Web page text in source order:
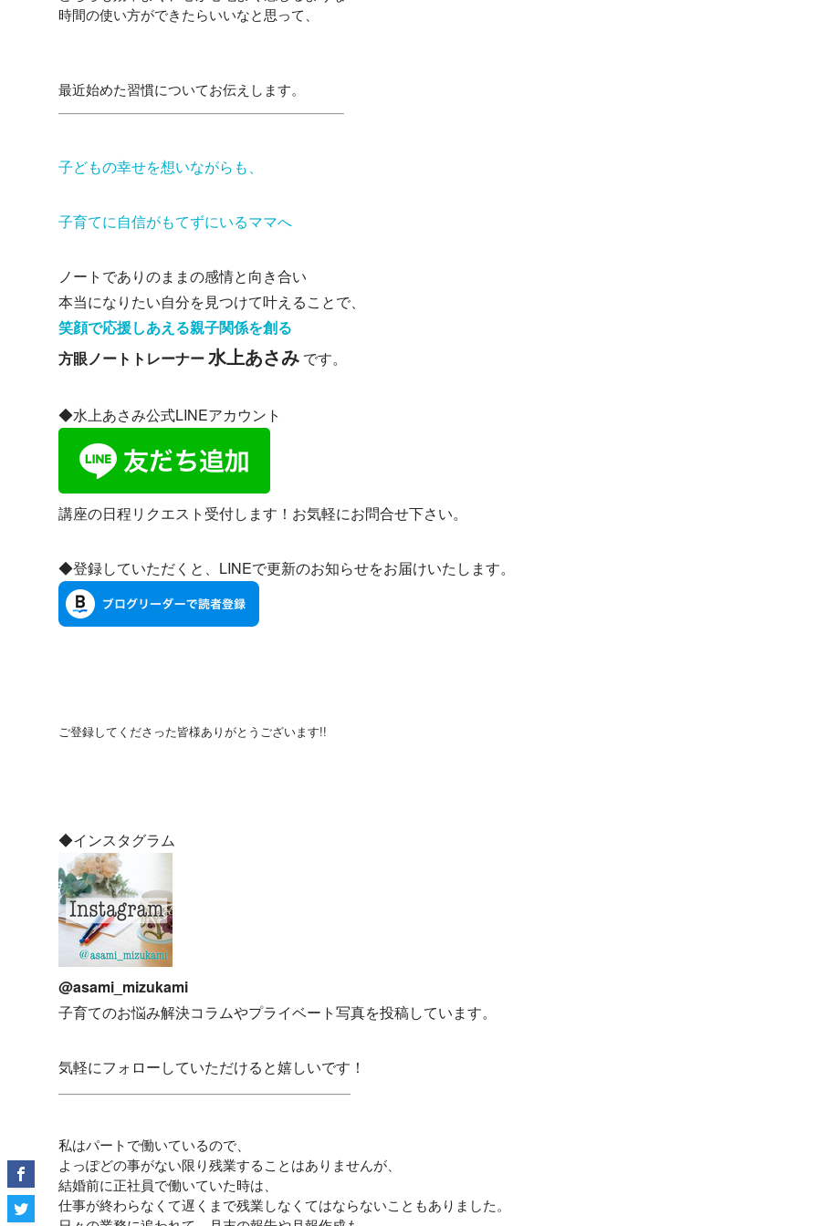
時間の使い方ができたらいいなと思って、
最近始めた習慣についてお伝えします。
———————————————————–
子どもの幸せを想いながらも、
子育てに自信がもてずにいるママへ
ノートでありのままの感情と向き合い
本当になりたい自分を見つけて叶えることで、
笑顔で応援しあえる親子関係を創る
方眼ノートトレーナー水上あさみ です。
◆水上あさみ公式LINEアカウント
講座の日程リクエスト受付します！お気軽にお問合せ下さい。
◆登録していただくと、LINEで更新のお知らせをお届けいたします。
ご登録してくださった皆様ありがとうございます!!
◆インスタグラム
@asami_mizukami
子育てのお悩み解決コラムやプライベート写真を投稿しています。
気軽にフォローしていただけると嬉しいです！
————————————————————
私はパートで働いているので、
よっぽどの事がない限り残業することはありませんが、
結婚前に正社員で働いていた時は、
仕事が終わらなくて遅くまで残業しなくてはならないこともありました。